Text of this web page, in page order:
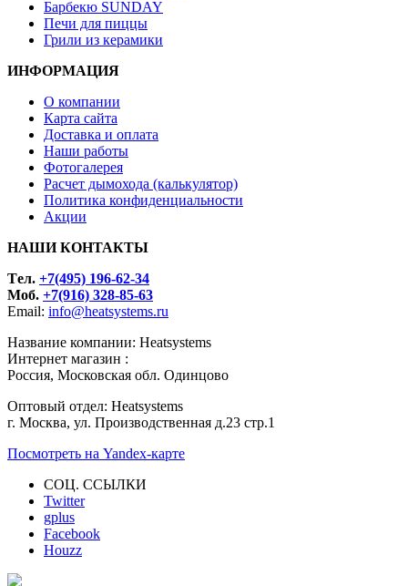
Барбекю SUNDAY
Печи для пиццы
Грили из керамики
ИНФОРМАЦИЯ
О компании
Карта сайта
Доставка и оплата
Наши работы
Фотогалерея
Расчет дымохода (калькулятор)
Политика конфиденциальности
Акции
НАШИ КОНТАКТЫ
Tел. +7(495) 196-62-34
Моб. +7(916) 328-85-63
Email: info@heatsystems.ru
Название компании: Heatsystems
Интернет магазин :
Россия, Московская обл. Одинцово
Оптовый отдел: Heatsystems
г. Москва, ул. Производственная д.23 стр.1
Посмотреть на Yandex-карте
СОЦ. ССЫЛКИ
Twitter
gplus
Facebook
Houzz